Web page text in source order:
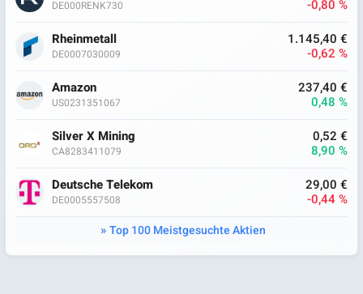
DE000RENK730
-0,80 %
Rheinmetall
DE0007030009
1.145,40 €
-0,62 %
Amazon
US0231351067
237,40 €
0,48 %
Silver X Mining
CA8283411079
0,52 €
8,90 %
Deutsche Telekom
DE0005557508
29,00 €
-0,44 %
Top 100 Meistgesuchte Aktien